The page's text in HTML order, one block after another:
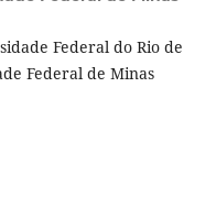
Federal do Rio de
Federal de Minas